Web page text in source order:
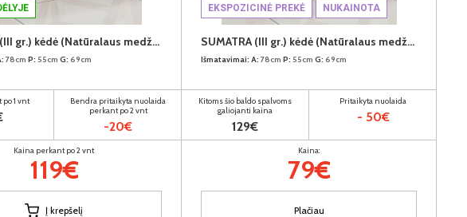
SUMATRA (III gr.) kėdė (Natūralaus medžio spalva/D37070-01 Šviesiai pilkšvas)
78cm P: 55cm G: 69cm
1 vnt
Bendra pritaikyta nuolaida
perkant po 2 vnt
-20€
Kaina perkant po 2 vnt
119€
Į krepšelį
EKSPOZICINĖ PREKĖ NUKAINOTA
SUMATRA (III gr.) kėdė (Natūralaus medžio spalva/H32023-02 Šviesiai rusvas)
Išmatavimai: A: 78cm P: 55cm G: 69cm
Kitoms šio baldo spalvoms
galiojanti kaina
129€
Pritaikyta nuolaida
- 50€
Kaina:
79€
Plačiau